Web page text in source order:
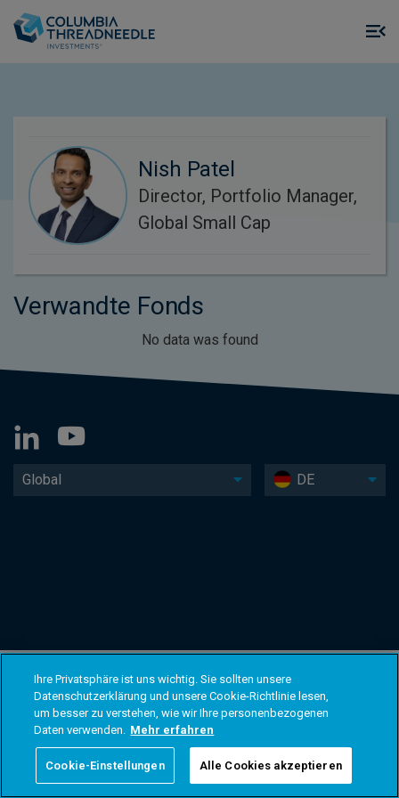
Nish Patel
Director, Portfolio Manager,
Global Small Cap
Verwandte Fonds
No data was found
Global DE
Ihre Privatsphäre ist uns wichtig. Sie sollten unsere
Datenschutzerklärung und unsere Cookie-Richtlinie lesen,
um besser zu verstehen, wie wir Ihre personenbezogenen
Daten verwenden. Mehr erfahren
Cookie-Einstellungen Alle Cookies akzeptieren